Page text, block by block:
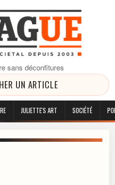
sans déconfitures
UN ARTICLE
JULIETTE'S ART SOCIÉTÉ